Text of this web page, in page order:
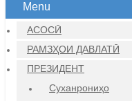
Menu
АСОСӢ
РАМЗҲОИ ДАВЛАТӢ
ПРЕЗИДЕНТ
Суханрониҳо